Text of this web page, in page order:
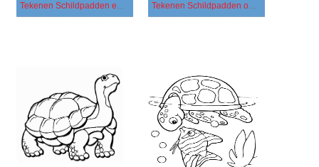
Tekenen Schildpadden eenvoudig Tekenen Schildpadden onder de zee